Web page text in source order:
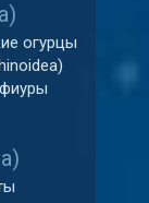
огурцы